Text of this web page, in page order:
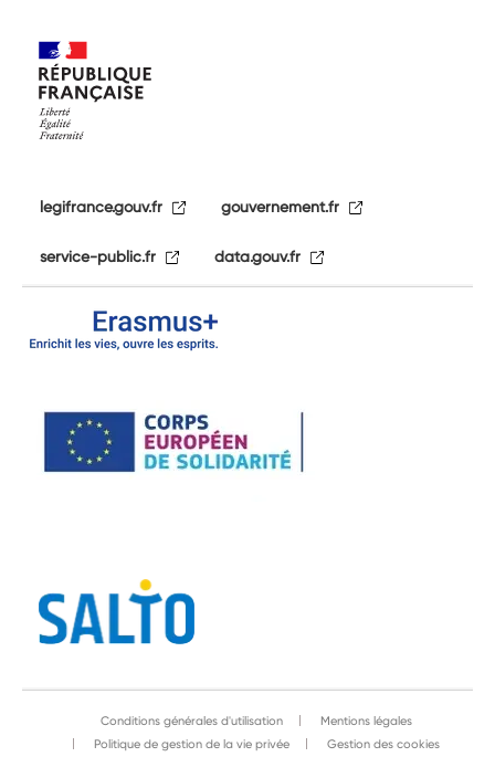
legifrance.gouv.fr gouvernement.fr
service-public.fr data.gouv.fr
Conditions générales d'utilisation
Mentions légales
Politique de gestion de la vie privée
Gestion des cookies